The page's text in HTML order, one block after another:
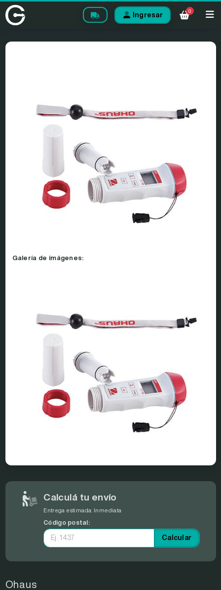
Ingresar
0
Galería de imágenes:
Calculá tu envío
Entrega estimada: Inmediata
Código postal:
Calcular
Ohaus